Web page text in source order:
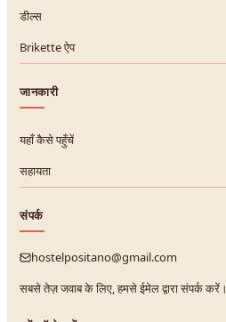
डील्स
Brikette ऐप
जानकारी
यहाँ कैसे पहुँचें
सहायता
संपर्क
hostelpositano@gmail.com
सबसे तेज़ जवाब के लिए, हमसे ईमेल द्वारा संपर्क करें।